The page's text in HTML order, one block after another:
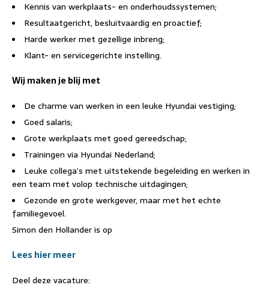
Kennis van werkplaats- en onderhoudssystemen;
Resultaatgericht, besluitvaardig en proactief;
Harde werker met gezellige inbreng;
Klant- en servicegerichte instelling.
Wij maken je blij met
De charme van werken in een leuke Hyundai vestiging;
Goed salaris;
Grote werkplaats met goed gereedschap;
Trainingen via Hyundai Nederland;
Leuke collega’s met uitstekende begeleiding en werken in
een team met volop technische uitdagingen;
Gezonde en grote werkgever, maar met het echte
familiegevoel.
Simon den Hollander is op
Lees hier meer
Deel deze vacature: